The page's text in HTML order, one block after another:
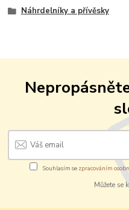
Náhrdelníky a přívěsky
Souhlasím se zpracováním
Můžete se